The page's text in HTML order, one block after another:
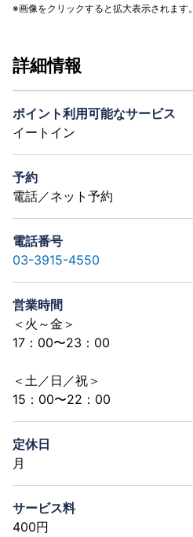
画像をクリックすると拡大表示されます。
詳細情報
ポイント利用可能なサービス
イートイン
予約
電話／ネット予約
電話番号
03-3915-4550
営業時間
＜火～金＞
17：00〜23：00
＜土／日／祝＞
15：00〜22：00
定休日
月
サービス料
400円